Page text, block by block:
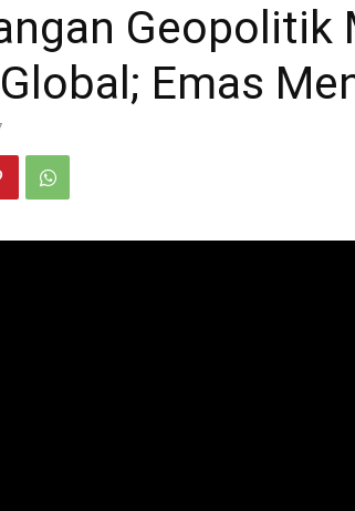
Geopolitik
Emas